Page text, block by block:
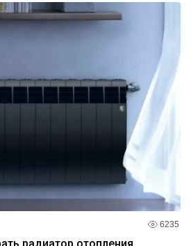
6235